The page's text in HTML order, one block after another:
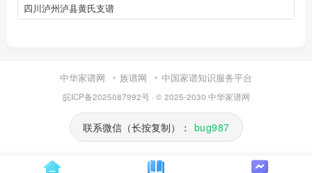
四川泸州泸县黄氏支谱
中华家谱网 族谱网 中国家谱知识服务平台
皖ICP备2025087992号· © 2025-2030 中华家谱网
联系微信（长按复制）： bug987